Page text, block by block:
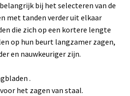
bij het selecteren van de
met tanden verder uit elkaar
die zich op een kortere lengte
op hun beurt langzamer zagen,
en nauwkeuriger zijn.
.
het zagen van staal.